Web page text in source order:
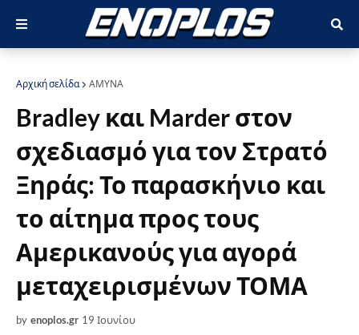
Αρχική σελίδα ΑΜΥΝΑ
Bradley και Marder στον
σχεδιασμό για τον Στρατό
Ξηράς: Το παρασκήνιο και
το αίτημα προς τους
Αμερικανούς για αγορά
μεταχειρισμένων ΤΟΜΑ
by enoplos.gr 19 Ιουνίου